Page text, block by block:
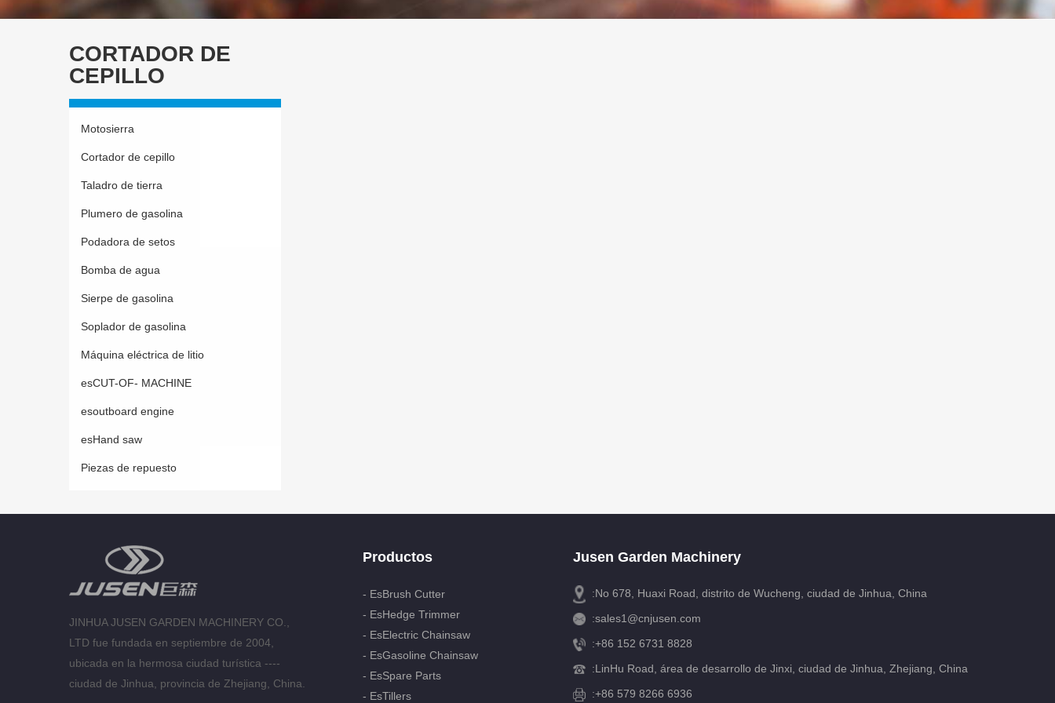
CORTADOR DE
CEPILLO
Motosierra
Cortador de cepillo
Taladro de tierra
Plumero de gasolina
Podadora de setos
Bomba de agua
Sierpe de gasolina
Soplador de gasolina
Máquina eléctrica de litio
esCUT-OF- MACHINE
esoutboard engine
esHand saw
Piezas de repuesto
JINHUA JUSEN GARDEN MACHINERY CO.,
LTD fue fundada en septiembre de 2004,
ubicada en la hermosa ciudad turística ----
ciudad de Jinhua, provincia de Zhejiang, China.
Productos
- EsBrush Cutter
- EsHedge Trimmer
- EsElectric Chainsaw
- EsGasoline Chainsaw
- EsSpare Parts
- EsTillers
Jusen Garden Machinery
:No 678, Huaxi Road, distrito de Wucheng, ciudad de Jinhua, China
:sales1@cnjusen.com
:+86 152 6731 8828
:LinHu Road, área de desarrollo de Jinxi, ciudad de Jinhua, Zhejiang, China
:+86 579 8266 6936